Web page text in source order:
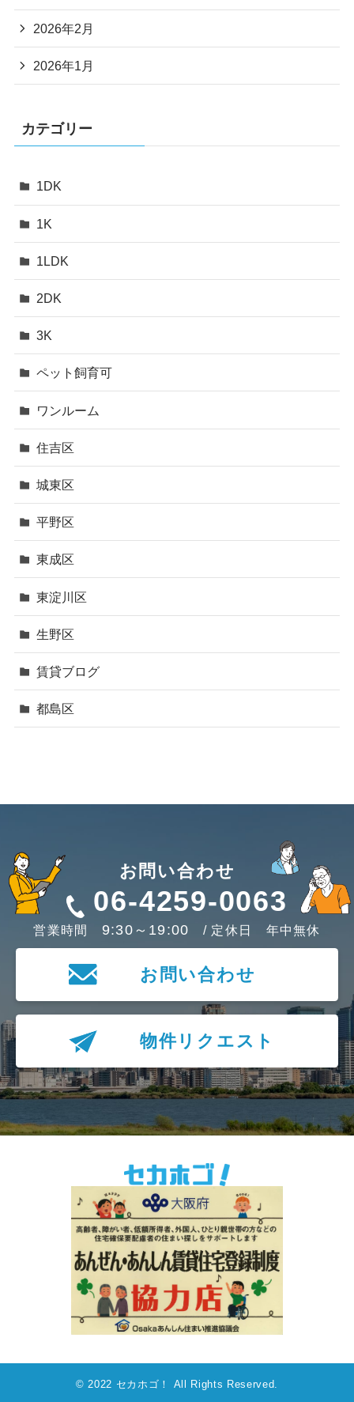
2026年2月
2026年1月
カテゴリー
1DK
1K
1LDK
2DK
3K
ペット飼育可
ワンルーム
住吉区
城東区
平野区
東成区
東淀川区
生野区
賃貸ブログ
都島区
お問い合わせ
06-4259-0063
営業時間 9:30～19:00 / 定休日 年中無休
お問い合わせ
物件リクエスト
© 2022 セカホゴ！ All Rights Reserved.